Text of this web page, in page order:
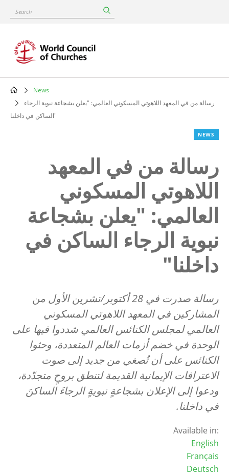
content
Search
Breadcrumb
News
الساكن في داخلنا"
NEWS
رسالة من في المعهد
اللاهوتي المسكوني
العالمي: "يعلن بشجاعة
نبوية الرجاء الساكن في
داخلنا"
رسالة صدرت في 28 أكتوبر/تشرين الأول من
المشاركين في المعهد اللاهوتي المسكوني
العالمي لمجلس الكنائس العالمي شددوا فيها على
الوحدة في خضم أزمات العالم المتعددة، وحثوا
الكنائس على أن تُصغي من جديد إلى صوت
الاعترافات الإيمانية القديمة لتنطق بروحٍ متجدّدة،
ودعوا إلى الإعلان بشجاعةٍ نبويةٍ الرجاءَ الساكنَ
في داخلنا.
Available in:
English
Français
Deutsch